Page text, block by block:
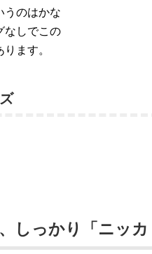
うのはかな
なしでこの
ます。
しっかり「ニッ